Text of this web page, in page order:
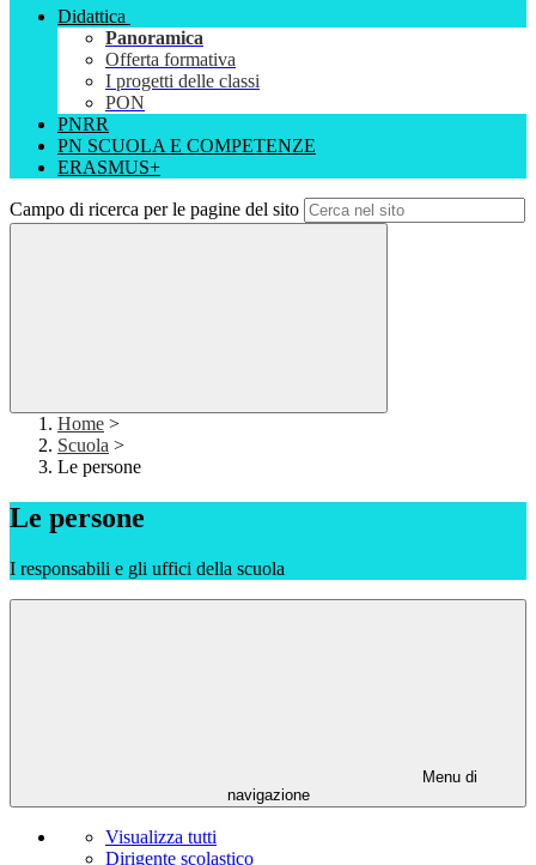
Didattica
Panoramica
Offerta formativa
I progetti delle classi
PON
PNRR
PN SCUOLA E COMPETENZE
ERASMUS+
Campo di ricerca per le pagine del sito
Home >
Scuola >
Le persone
Le persone
I responsabili e gli uffici della scuola
Menu di
navigazione
Visualizza tutti
Dirigente scolastico